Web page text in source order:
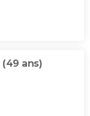
(49 ans)